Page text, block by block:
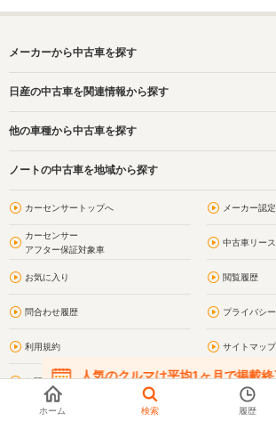
メーカーから中古車を探す
日産の中古車を関連情報から探す
他の車種から中古車を探す
ノートの中古車を地域から探す
カーセンサートップへ メーカー認
カーセンサー
アフター保証対象車
中古車リース
お気に入り 閲覧履歴
問合わせ履歴 プライバシ
利用規約 サイトマップ
お問い合わせ ノートのモ
ノートのドレスアップ(カスタム) ノートの車
人気のクルマは平均1ヶ月で掲載
在庫が無くなる前にお問い合わせください
ホーム 検索 履歴